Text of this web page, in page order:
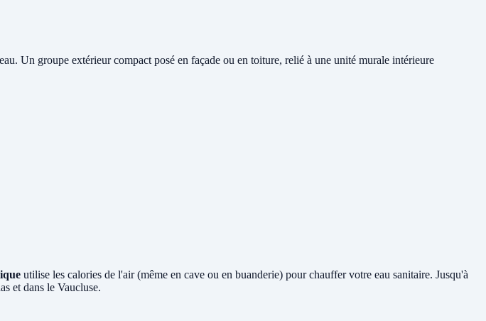
Un groupe extérieur compact posé en façade ou en toiture, relié à une unité murale intérieure
utilise les calories de l'air (même en cave ou en buanderie) pour chauffer votre eau sanitaire. Jusqu'à
et dans le Vaucluse.